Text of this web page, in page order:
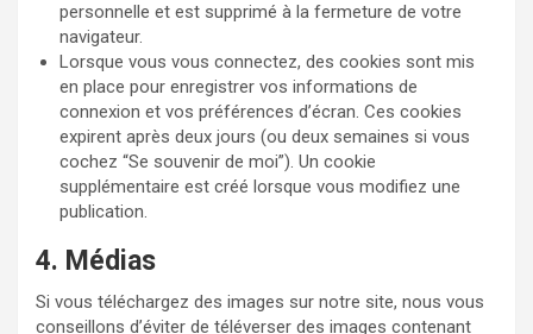
personnelle et est supprimé à la fermeture de votre
navigateur.
Lorsque vous vous connectez, des cookies sont mis
en place pour enregistrer vos informations de
connexion et vos préférences d’écran. Ces cookies
expirent après deux jours (ou deux semaines si vous
cochez “Se souvenir de moi”). Un cookie
supplémentaire est créé lorsque vous modifiez une
publication.
4. Médias
Si vous téléchargez des images sur notre site, nous vous
conseillons d’éviter de téléverser des images contenant